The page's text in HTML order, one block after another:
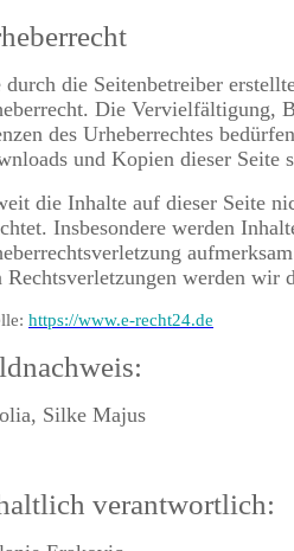
durch die Seitenbetreiber
Die Vervielfältigung,
des Urheberrechtes
und Kopien dieser Seite
die Inhalte auf dieser Seite
Insbesondere werden
Rechtsverletzungen werden wir
https://www.e-recht24.de
Silke Majus
verantwortlich: